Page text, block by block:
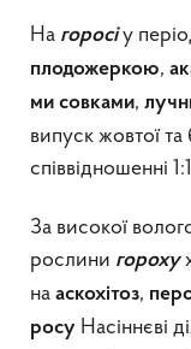
На горосіу
плодожеркою,
ми совками,
випуск жовтої
співвідношенні
За високої
рослини гороху
на аскохітоз,
росу Насіннєві